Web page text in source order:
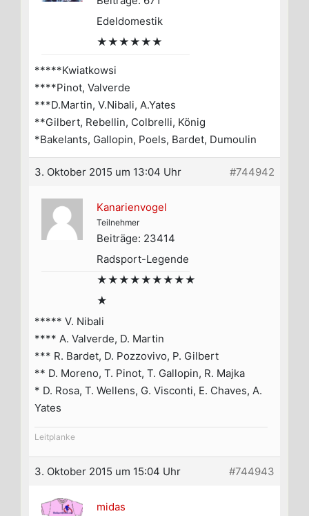
Edeldomestik
★★★★★★
*****Kwiatkowsi
****Pinot, Valverde
***D.Martin, V.Nibali, A.Yates
**Gilbert, Rebellin, Colbrelli, König
*Bakelants, Gallopin, Poels, Bardet, Dumoulin
3. Oktober 2015 um 13:04 Uhr #744942
Kanarienvogel
Teilnehmer
Beiträge: 23414
Radsport-Legende
★★★★★★★★★
★
***** V. Nibali
**** A. Valverde, D. Martin
*** R. Bardet, D. Pozzovivo, P. Gilbert
** D. Moreno, T. Pinot, T. Gallopin, R. Majka
* D. Rosa, T. Wellens, G. Visconti, E. Chaves, A.
Yates
Leitplanke
3. Oktober 2015 um 15:04 Uhr #744943
midas